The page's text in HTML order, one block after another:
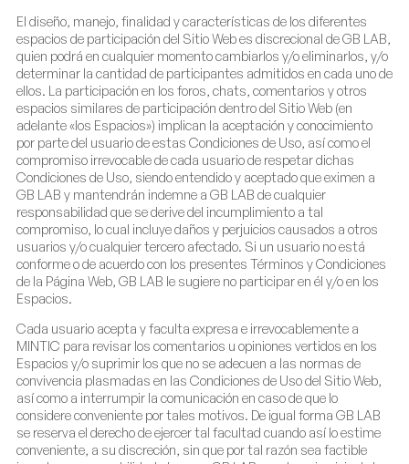
El diseño, manejo, finalidad y características de los diferentes
espacios de participación del Sitio Web es discrecional de GB LAB,
quien podrá en cualquier momento cambiarlos y/o eliminarlos, y/o
determinar la cantidad de participantes admitidos en cada uno de
ellos. La participación en los foros, chats, comentarios y otros
espacios similares de participación dentro del Sitio Web (en
adelante «los Espacios») implican la aceptación y conocimiento
por parte del usuario de estas Condiciones de Uso, así como el
compromiso irrevocable de cada usuario de respetar dichas
Condiciones de Uso, siendo entendido y aceptado que eximen a
GB LAB y mantendrán indemne a GB LAB de cualquier
responsabilidad que se derive del incumplimiento a tal
compromiso, lo cual incluye daños y perjuicios causados a otros
usuarios y/o cualquier tercero afectado. Si un usuario no está
conforme o de acuerdo con los presentes Términos y Condiciones
de la Página Web, GB LAB le sugiere no participar en él y/o en los
Espacios.
Cada usuario acepta y faculta expresa e irrevocablemente a
MINTIC para revisar los comentarios u opiniones vertidos en los
Espacios y/o suprimir los que no se adecuen a las normas de
convivencia plasmadas en las Condiciones de Uso del Sitio Web,
así como a interrumpir la comunicación en caso de que lo
considere conveniente por tales motivos. De igual forma GB LAB
se reserva el derecho de ejercer tal facultad cuando así lo estime
conveniente, a su discreción, sin que por tal razón sea factible